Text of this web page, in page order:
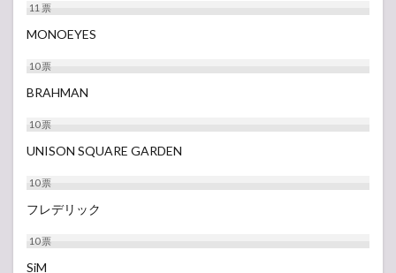
11票
MONOEYES
10票
BRAHMAN
10票
UNISON SQUARE GARDEN
10票
フレデリック
10票
SiM